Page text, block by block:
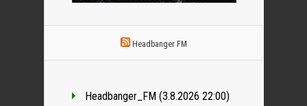
Headbanger FM
Headbanger_FM (3.8.2026 22:00)